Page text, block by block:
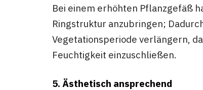
Bei einem erhöhten Pflanzgefäß
Ringstruktur anzubringen;
Vegetationsperiode verlängern,
Feuchtigkeit einzuschließen.
5. Ästhetisch ansprechend